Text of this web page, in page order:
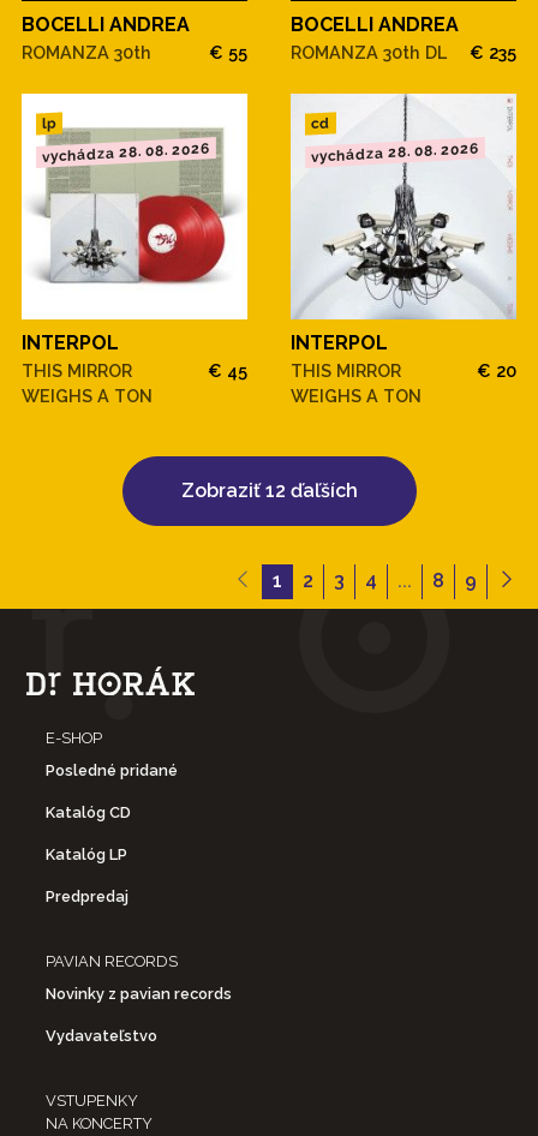
BOCELLI ANDREA
ROMANZA 30th € 55
BOCELLI ANDREA
ROMANZA 30th DL € 235
lp
vychádza 28. 08. 2026
INTERPOL
THIS MIRROR
WEIGHS A TON
€ 45
cd
vychádza 28. 08. 2026
INTERPOL
THIS MIRROR
WEIGHS A TON
€ 20
Zobraziť 12 ďaľších
1 2 3 4 ... 8 9
E-SHOP
Posledné pridané
Katalóg CD
Katalóg LP
Predpredaj
PAVIAN RECORDS
Novinky z pavian records
Vydavateľstvo
VSTUPENKY
NA KONCERTY